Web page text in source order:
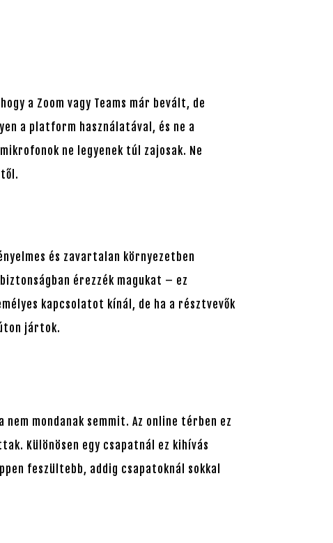
a Zoom vagy Teams már bevált, de
a platform használatával, és ne a
ne legyenek túl zajosak. Ne
és zavartalan környezetben
érezzék magukat – ez
kapcsolatot kínál, de ha a résztvevők
jártok.
mondanak semmit. Az online térben ez
Különösen egy csapatnál ez kihívás
feszültebb, addig csapatoknál sokkal